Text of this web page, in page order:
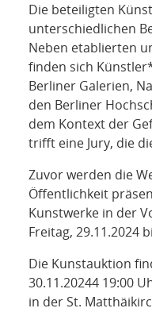
Die beteiligten
unterschiedlichen
Neben etablierten
finden sich
Berliner Galerien,
den Berliner
dem Kontext der
trifft eine Jury, die
Zuvor werden die
Öffentlichkeit
Kunstwerke in der
Freitag, 29.11.2024
Die Kunstauktion
30.11.20244 19:00
in der St.